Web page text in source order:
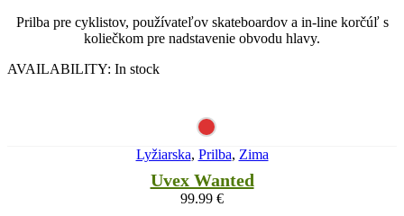
Prilba pre cyklistov, používateľov skateboardov a in-line korčúľ s
koliečkom pre nadstavenie obvodu hlavy.
AVAILABILITY: In stock
Lyžiarska, Prilba, Zima
Uvex Wanted
99.99 €